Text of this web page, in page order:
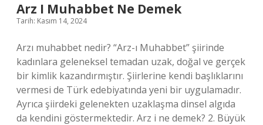
Arz I Muhabbet Ne Demek
Tarih: Kasım 14, 2024
Arzı muhabbet nedir? “Arz-ı Muhabbet” şiirinde
kadınlara geleneksel temadan uzak, doğal ve gerçek
bir kimlik kazandırmıştır. Şiirlerine kendi başlıklarını
vermesi de Türk edebiyatında yeni bir uygulamadır.
Ayrıca şiirdeki gelenekten uzaklaşma dinsel algıda
da kendini göstermektedir. Arz i ne demek? 2. Büyük